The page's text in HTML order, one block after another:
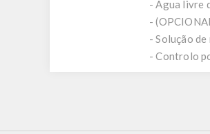
- Água livre
-
- Solução
- Controlo